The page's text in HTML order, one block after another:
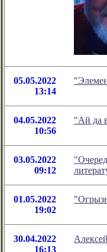
05.05.2022
13:14
04.05.2022
10:56
"Ай да
03.05.2022
09:12
01.05.2022
19:02
30.04.2022
16:13